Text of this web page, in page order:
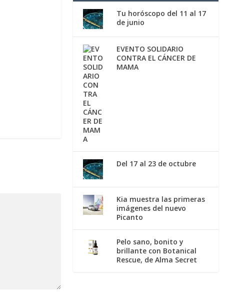
Tu horóscopo del 11 al 17
de junio
EVENTO SOLIDARIO
CONTRA EL CÁNCER DE
MAMA
Del 17 al 23 de octubre
Kia muestra las primeras
imágenes del nuevo
Picanto
Pelo sano, bonito y
brillante con Botanical
Rescue, de Alma Secret